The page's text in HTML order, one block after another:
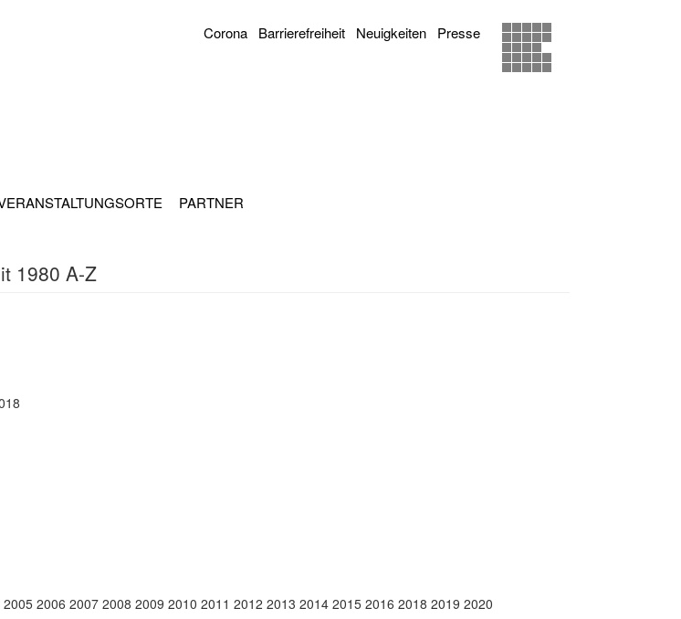
PARTNER
Corona Barrierefreiheit Neuigkeiten Presse
1980 A-Z
2006 2007 2008 2009 2010 2011 2012 2013 2014 2015 2016 2018 2019 2020